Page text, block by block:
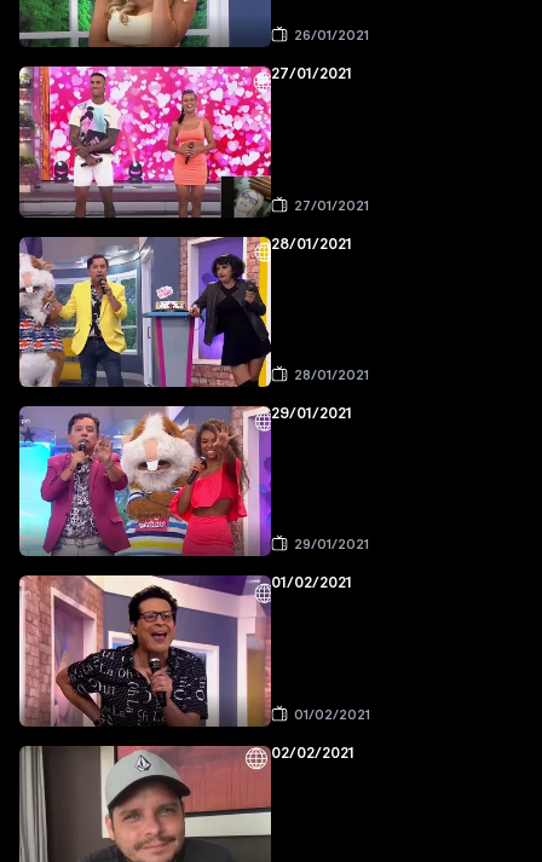
26/01/2021
27/01/2021
27/01/2021
28/01/2021
28/01/2021
29/01/2021
29/01/2021
01/02/2021
01/02/2021
02/02/2021